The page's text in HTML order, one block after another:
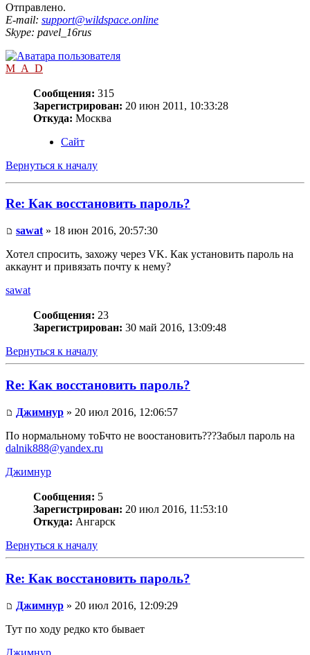
Отправлено.
E-mail: support@wildspace.online
Skype: pavel_16rus
M_A_D
Сообщения: 315
Зарегистрирован: 20 июн 2011, 10:33:28
Откуда: Москва
Сайт
Вернуться к началу
Re: Как восстановить пароль?
sawat » 18 июн 2016, 20:57:30
Хотел спросить, захожу через VK. Как установить пароль на
аккаунт и привязать почту к нему?
sawat
Сообщения: 23
Зарегистрирован: 30 май 2016, 13:09:48
Вернуться к началу
Re: Как восстановить пароль?
Джимнур » 20 июл 2016, 12:06:57
По нормальному тоБчто не воостановить???Забыл пароль на
dalnik888@yandex.ru
Джимнур
Сообщения: 5
Зарегистрирован: 20 июл 2016, 11:53:10
Откуда: Ангарск
Вернуться к началу
Re: Как восстановить пароль?
Джимнур » 20 июл 2016, 12:09:29
Тут по ходу редко кто бывает
Джимнур